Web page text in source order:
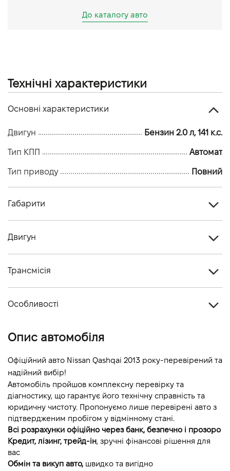
Денні ходові вогніДо каталогу авто
Технічні характеристики
Основні характеристики
Двигун Бензин 2.0 л, 141 к.с.
Тип КПП Автомат
Тип приводу Повний
Габарити
Кiлькiсть мiсць, шт
Двигун
Потужність двигуна (к.с.)
Динаміка розгону 0-100 км/г
Трансмісія
Особливості
Опис автомобіля
Офіційний авто Nissan Qashqai 2013 року-перевірений та
надійний вибір!
Автомобіль пройшов комплексну перевірку та
діагностику, що гарантує його технічну справність та
юридичну чистоту. Пропонуємо лише перевірені авто з
підтвердженим пробігом у відмінному стані.
Всі розрахунки офіційно через банк, безпечно і прозоро
Кредит, лізинг, трейд-ін, зручні фінансові рішення для
вас
Обмін та викуп авто, швидко та вигідно